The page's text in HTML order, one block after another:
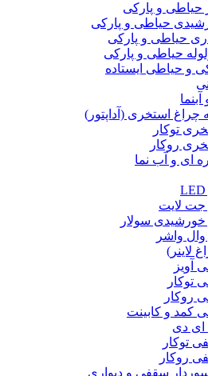
حیاطی و پارکی
حیاطی و پارکی
حیاطی و پارکی
حیاطی و پارکی
و حیاطی ایستاده
چراغ استخری (آداپتور)
توکار
روکار
ای و آب نما
جت لایت
خورشیدی سولار
وال واشر
لاینر)
آویز
توکار
روکار
کمد و کابینت
ای دی
توکار
روکار
سقفی و دیواری